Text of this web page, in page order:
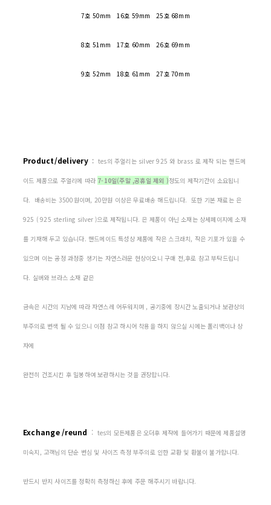
7호 50mm 16호 59mm 25호 68mm
8호 51mm 17호 60mm 26호 69mm
9호 52mm 18호 61mm 27호 70mm
Product/delivery: tes의 주얼리는 silver 925 와 brass 로 제작 되는 핸드메
이드 제품으로 주얼리에 따라 7-10일(주말 ,공휴일 제외 )정도의 제작기간이 소요됩니
다. 배송비는 3500원이며, 20만원 이상은 무료배송 해드립니다. 또한 기본 재료는 은
925 ( 925 sterling silver )으로 제작됩니다. 은 제품이 아닌 소재는 상세페이지에 소재
를 기재해 두고 있습니다. 핸드메이드 특성상 제품에 작은 스크래치, 작은 기포가 있을 수
있으며 이는 공정 과정중 생기는 자연스러운 현상이오니 구매 전,후로 참고 부탁드립니
다. 실버와 브라스 소재 같은
금속은 시간의 지남에 따라 자연스레 어두워지며 , 공기중에 장시간 노출되거나 보관상의
부주의로 변색 될 수 있으니 이점 참고 하시어 착용을 하지 않으실 시에는 폴리백이나 상
자에
완전히 건조시킨 후 밀봉하여 보관하시는 것을 권장합니다.
Exchange /reund : tes의 모든제품은 오더후 제작에 들어가기 때문에 제품설명
미숙지, 고객님의 단순 변심 및 사이즈 측정 부주의로 인한 교환 및 환불이 불가합니다.
반드시 반지 사이즈를 정확히 측정하신 후에 주문 해주시기 바랍니다.